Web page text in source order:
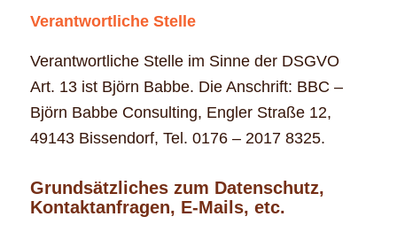
Verantwortliche Stelle
Verantwortliche Stelle im Sinne der DSGVO
Art. 13 ist Björn Babbe. Die Anschrift: BBC –
Björn Babbe Consulting, Engler Straße 12,
49143 Bissendorf, Tel. 0176 – 2017 8325.
Grundsätzliches zum Datenschutz,
Kontaktanfragen, E-Mails, etc.